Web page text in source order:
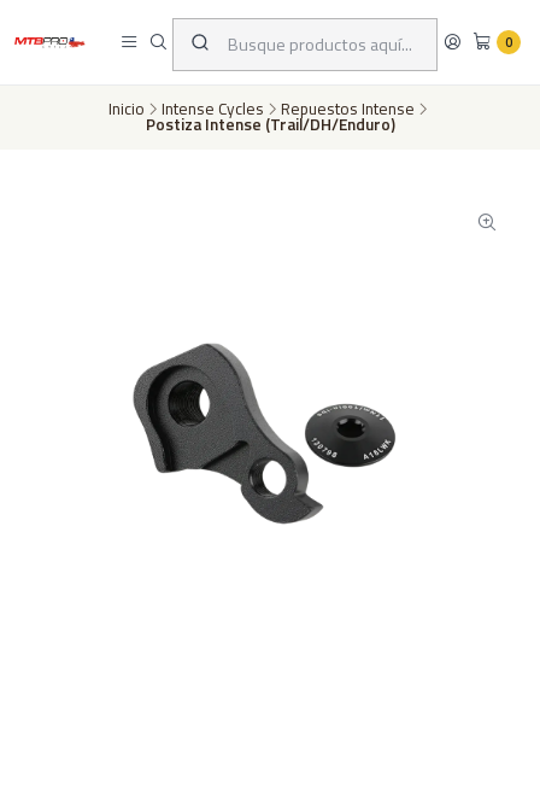
0
Despachos a todo Chile a través de Chilexpress en 24 a 72 horas hábiles
dependiento de tu ubicación | Pago con tarjeta de crédito o transferencia
Inicio Intense Cycles Repuestos Intense
Postiza Intense (Trail/DH/Enduro)